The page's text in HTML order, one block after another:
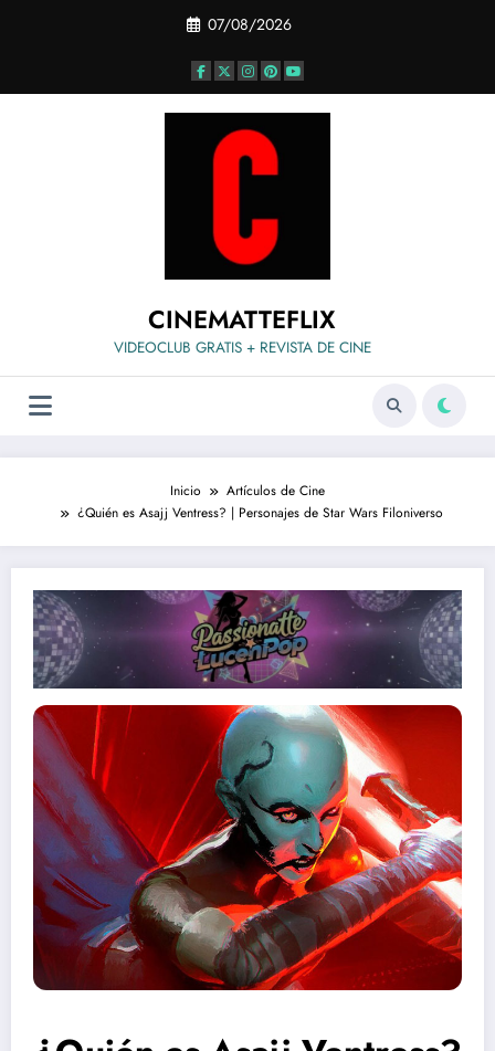
07/08/2026
CINEMATTEFLIX
VIDEOCLUB GRATIS + REVISTA DE CINE
Inicio
Artículos de Cine
¿Quién es Asajj Ventress? | Personajes de Star Wars Filoniverso